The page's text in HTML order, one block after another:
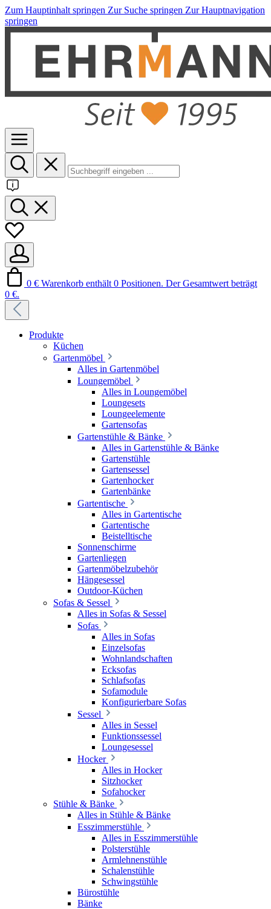
Zum Hauptinhalt springen Zur Suche springen Zur Hauptnavigation
springen
0 € Warenkorb enthält 0 Positionen. Der Gesamtwert beträgt
0 €.
Produkte
Küchen
Gartenmöbel
Alles in Gartenmöbel
Loungemöbel
Alles in Loungemöbel
Loungesets
Loungeelemente
Gartensofas
Gartenstühle & Bänke
Alles in Gartenstühle & Bänke
Gartenstühle
Gartensessel
Gartenhocker
Gartenbänke
Gartentische
Alles in Gartentische
Gartentische
Beistelltische
Sonnenschirme
Gartenliegen
Gartenmöbelzubehör
Hängesessel
Outdoor-Küchen
Sofas & Sessel
Alles in Sofas & Sessel
Sofas
Alles in Sofas
Einzelsofas
Wohnlandschaften
Ecksofas
Schlafsofas
Sofamodule
Konfigurierbare Sofas
Sessel
Alles in Sessel
Funktionssessel
Loungesessel
Hocker
Alles in Hocker
Sitzhocker
Sofahocker
Stühle & Bänke
Alles in Stühle & Bänke
Esszimmerstühle
Alles in Esszimmerstühle
Polsterstühle
Armlehnenstühle
Schalenstühle
Schwingstühle
Bürostühle
Bänke